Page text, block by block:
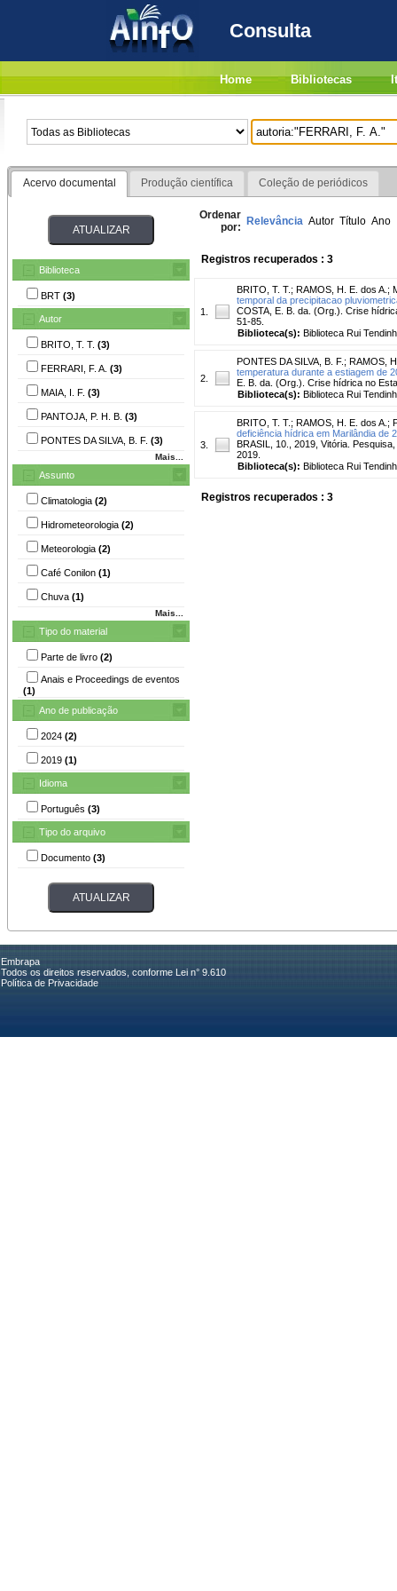
Consulta
Home Bibliotecas
Acervo documental Produção científica Coleção de periódicos
Biblioteca
BRT (3)
Autor
BRITO, T. T. (3)
FERRARI, F. A. (3)
MAIA, I. F. (3)
PANTOJA, P. H. B. (3)
PONTES DA SILVA, B. F. (3)
Mais...
Assunto
Climatologia (2)
Hidrometeorologia (2)
Meteorologia (2)
Café Conilon (1)
Chuva (1)
Mais...
Tipo do material
Parte de livro (2)
Anais e Proceedings de eventos
(1)
Ano de publicação
2024 (2)
2019 (1)
Idioma
Português (3)
Tipo do arquivo
Documento (3)
Ordenar
por: Relevância Autor Título Ano
Registros recuperados : 3
1.
BRITO, T. T. ; RAMOS, H. E. dos A. ;
temporal da precipitacao
COSTA, E. B. da. (Org.). Crise
51-85.
Biblioteca(s): Biblioteca Rui
2.
PONTES DA SILVA, B. F. ; RAMOS,
temperatura durante a estiagem de
E. B. da. (Org.). Crise hídrica no
Biblioteca(s): Biblioteca Rui
3.
BRITO, T. T. ; RAMOS, H. E. dos A. ;
deficiência hídrica em Marilândia de
BRASIL, 10., 2019, Vitória.
2019.
Biblioteca(s): Biblioteca Rui
Registros recuperados : 3
Embrapa
Todos os direitos reservados, conforme Lei n° 9.610
Política de Privacidade